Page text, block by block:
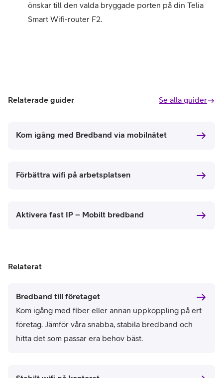
önskar till den valda bryggade porten på din Telia
Smart Wifi-router F2.
Relaterade guider Se alla guider
Kom igång med Bredband via mobilnätet
Förbättra wifi på arbetsplatsen
Aktivera fast IP – Mobilt bredband
Relaterat
Bredband till företaget
Kom igång med fiber eller annan uppkoppling på ert
företag. Jämför våra snabba, stabila bredband och
hitta det som passar era behov bäst.